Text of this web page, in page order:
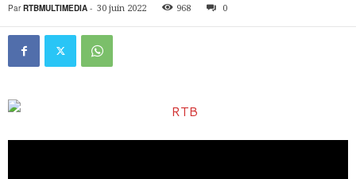
Par RTBMULTIMEDIA - 30 juin 2022 968 0